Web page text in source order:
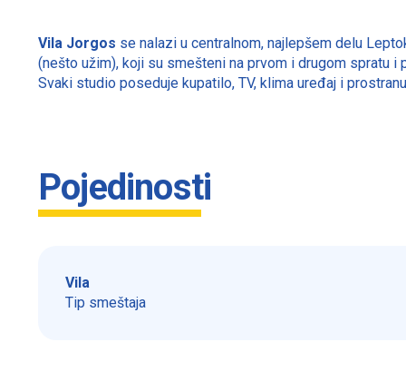
Vila Jorgos se nalazi u centralnom, najlepšem delu
(nešto užim), koji su smešteni na prvom i drugom spratu
Svaki studio poseduje kupatilo, TV, klima uređaj i
Pojedinosti
Vila
Tip smeštaja